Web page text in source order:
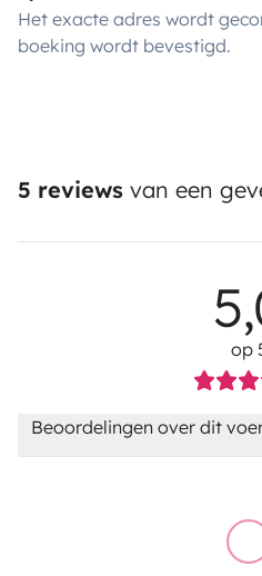
Het exacte adres wordt
boeking wordt bevestigd.
5 reviews van een
op
Beoordelingen over dit